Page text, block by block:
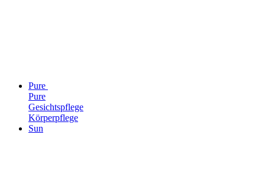
Pure
Pure
Gesichtspflege
Körperpflege
Sun